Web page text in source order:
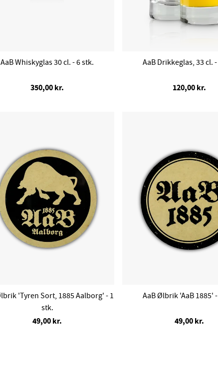
AaB Whiskyglas 30 cl. - 6 stk.
350,00 kr.
AaB Drikkeglas, 33 cl.
120,00 kr.
'Tyren Sort, 1885 Aalborg' - 1
stk.
49,00 kr.
AaB Ølbrik 'AaB 1885'
49,00 kr.